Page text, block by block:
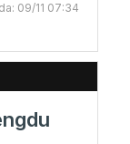
09/11 07:34